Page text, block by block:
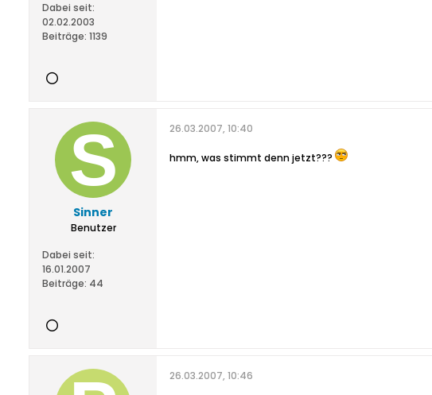
Dabei seit:
02.02.2003
Beiträge: 1139
Sinner
Benutzer
Dabei seit:
16.01.2007
Beiträge: 44
26.03.2007, 10:40
hmm, was stimmt denn jetzt???
26.03.2007, 10:46